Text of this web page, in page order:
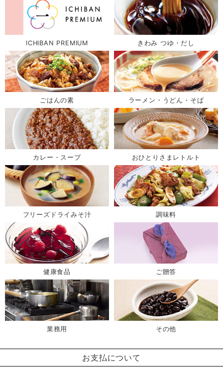
ICHIBAN PREMIUM きわみ つゆ・だし
ごはんの素 ラーメン・うどん・そば
カレー・スープ おひとりさまレトルト
フリーズドライみそ汁 調味料
健康食品 ご贈答
業務用 その他
お支払について